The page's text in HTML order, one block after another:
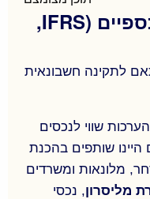
בניה ובעלי
דירות בפרויקטים להתחדשות עירונית – תמ"א 38 ופינוי
כדאיות
תשלומים; סיוע
חוץ בנקאי)
הערכות שווי לדוחות כספיים (IFRS,
לתקינה חשבונאית
שווי לנכסים
היינו שותפים בהכנת
מלונאות ומשרדים
מליסרון, נכסי